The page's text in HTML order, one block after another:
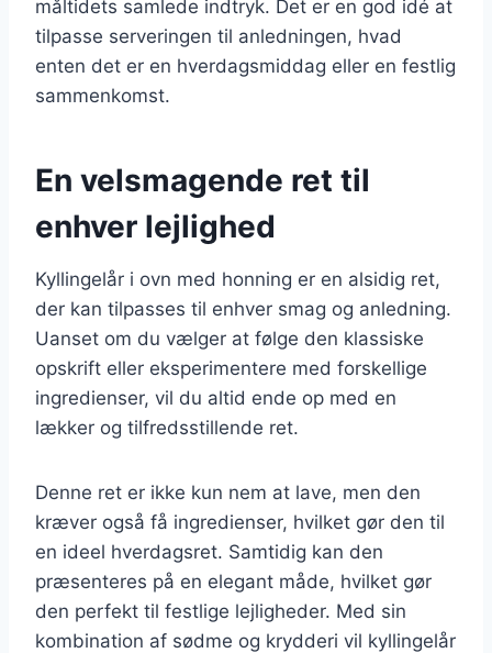
måltidets samlede indtryk. Det er en god idé at
tilpasse serveringen til anledningen, hvad
enten det er en hverdagsmiddag eller en festlig
sammenkomst.
En velsmagende ret til
enhver lejlighed
Kyllingelår i ovn med honning er en alsidig ret,
der kan tilpasses til enhver smag og anledning.
Uanset om du vælger at følge den klassiske
opskrift eller eksperimentere med forskellige
ingredienser, vil du altid ende op med en
lækker og tilfredsstillende ret.
Denne ret er ikke kun nem at lave, men den
kræver også få ingredienser, hvilket gør den til
en ideel hverdagsret. Samtidig kan den
præsenteres på en elegant måde, hvilket gør
den perfekt til festlige lejligheder. Med sin
kombination af sødme og krydderi vil kyllingelår